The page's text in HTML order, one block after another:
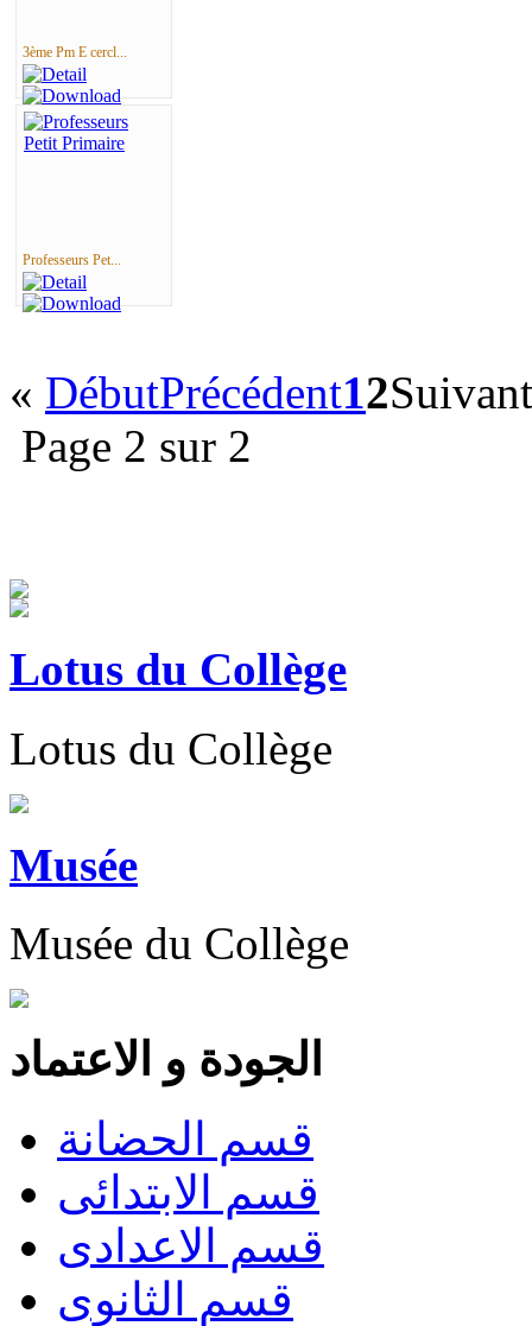
3ème Pm E cercl...
Professeurs Pet...
« DébutPrécédent12Suivant
Page 2 sur 2
Lotus du Collège
Lotus du Collège
Musée
Musée du Collège
الجودة و الاعتماد
قسم الحضانة
قسم الابتدائى
قسم الاعدادى
قسم الثانوى